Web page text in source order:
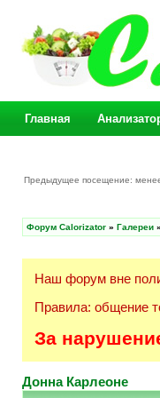
Главная
Предыдущее посещение:
Форум Calorizator » Галереи »
Наш форум вне
Правила: общение
За
Донна Карлеоне